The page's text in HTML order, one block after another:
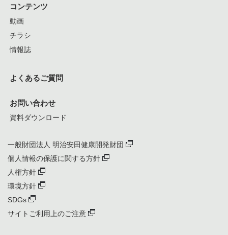
コンテンツ
動画
チラシ
情報誌
よくあるご質問
お問い合わせ
資料ダウンロード
一般財団法人 明治安田健康開発財団
個人情報の保護に関する方針
人権方針
環境方針
SDGs
サイトご利用上のご注意